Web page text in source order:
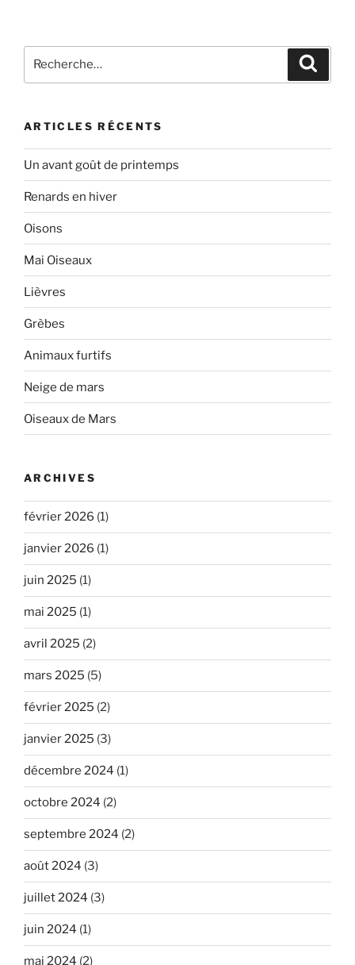
pour
ARTICLES RÉCENTS
Un avant goût de printemps
Renards en hiver
Oisons
Mai Oiseaux
Lièvres
Grèbes
Animaux furtifs
Neige de mars
Oiseaux de Mars
ARCHIVES
février 2026 (1)
janvier 2026 (1)
juin 2025 (1)
mai 2025 (1)
avril 2025 (2)
mars 2025 (5)
février 2025 (2)
janvier 2025 (3)
décembre 2024 (1)
octobre 2024 (2)
septembre 2024 (2)
août 2024 (3)
juillet 2024 (3)
juin 2024 (1)
mai 2024 (2)